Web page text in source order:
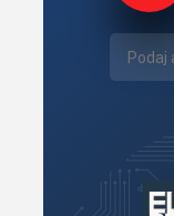
LED/LCD/OLED
Mechatronika